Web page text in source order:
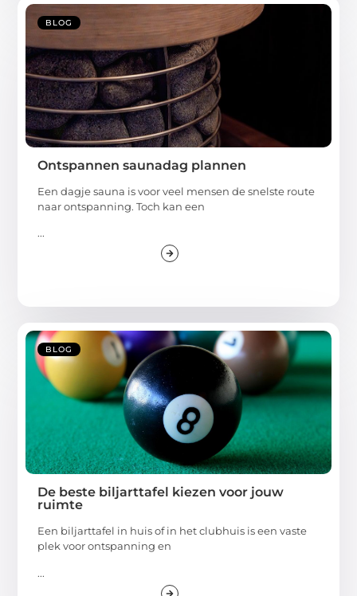
BLOG
Ontspannen saunadag plannen
Een dagje sauna is voor veel mensen de snelste route
naar ontspanning. Toch kan een
...
BLOG
De beste biljarttafel kiezen voor jouw
ruimte
Een biljarttafel in huis of in het clubhuis is een vaste
plek voor ontspanning en
...